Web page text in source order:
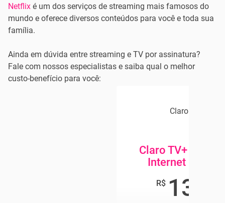
Netflix é um dos serviços de streaming mais famosos do
mundo e oferece diversos conteúdos para você e toda sua
família.
Ainda em dúvida entre streaming e TV por assinatura?
Fale com nossos especialistas e saiba qual o melhor
custo-benefício para você:
Claro Combo
Claro TV+ App +
Internet 500
R$ 134